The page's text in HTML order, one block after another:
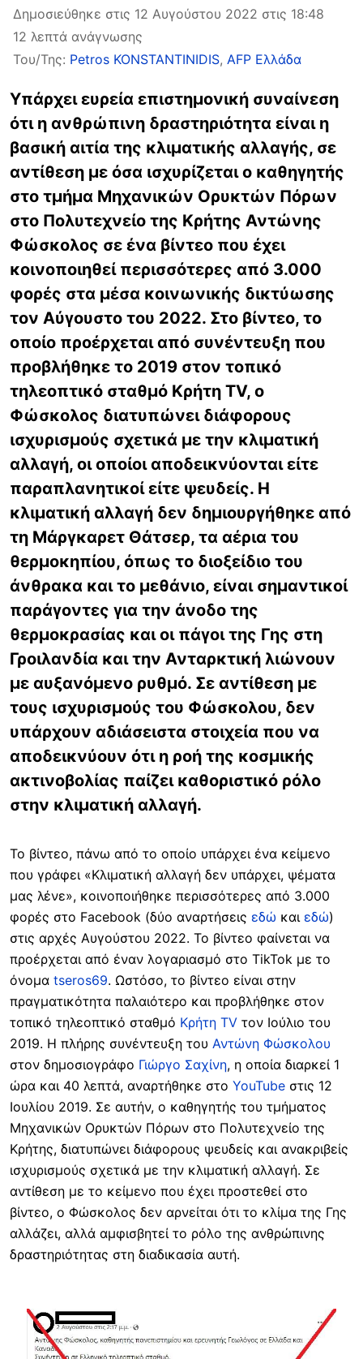
Δημοσιεύθηκε στις 12 Αυγούστου 2022 στις 18:48
12 λεπτά ανάγνωσης
Του/Της: Petros KONSTANTINIDIS, AFP Ελλάδα
Υπάρχει ευρεία επιστημονική συναίνεση
ότι η ανθρώπινη δραστηριότητα είναι η
βασική αιτία της κλιματικής αλλαγής, σε
αντίθεση με όσα ισχυρίζεται ο καθηγητής
στο τμήμα Μηχανικών Ορυκτών Πόρων
στο Πολυτεχνείο της Κρήτης Αντώνης
Φώσκολος σε ένα βίντεο που έχει
κοινοποιηθεί περισσότερες από 3.000
φορές στα μέσα κοινωνικής δικτύωσης
τον Αύγουστο του 2022. Στο βίντεο, το
οποίο προέρχεται από συνέντευξη που
προβλήθηκε το 2019 στον τοπικό
τηλεοπτικό σταθμό Κρήτη TV, ο
Φώσκολος διατυπώνει διάφορους
ισχυρισμούς σχετικά με την κλιματική
αλλαγή, οι οποίοι αποδεικνύονται είτε
παραπλανητικοί είτε ψευδείς. Η
κλιματική αλλαγή δεν δημιουργήθηκε από
τη Μάργκαρετ Θάτσερ, τα αέρια του
θερμοκηπίου, όπως το διοξείδιο του
άνθρακα και το μεθάνιο, είναι σημαντικοί
παράγοντες για την άνοδο της
θερμοκρασίας και οι πάγοι της Γης στη
Γροιλανδία και την Ανταρκτική λιώνουν
με αυξανόμενο ρυθμό. Σε αντίθεση με
τους ισχυρισμούς του Φώσκολου, δεν
υπάρχουν αδιάσειστα στοιχεία που να
αποδεικνύουν ότι η ροή της κοσμικής
ακτινοβολίας παίζει καθοριστικό ρόλο
στην κλιματική αλλαγή.
Το βίντεο, πάνω από το οποίο υπάρχει ένα κείμενο
που γράφει «Κλιματική αλλαγή δεν υπάρχει, ψέματα
μας λένε», κοινοποιήθηκε περισσότερες από 3.000
φορές στο Facebook (δύο αναρτήσεις εδώ και εδώ)
στις αρχές Αυγούστου 2022. Το βίντεο φαίνεται να
προέρχεται από έναν λογαριασμό στο TikTok με το
όνομα tseros69. Ωστόσο, το βίντεο είναι στην
πραγματικότητα παλαιότερο και προβλήθηκε στον
τοπικό τηλεοπτικό σταθμό Κρήτη TV τον Ιούλιο του
2019. Η πλήρης συνέντευξη του Αντώνη Φώσκολου
στον δημοσιογράφο Γιώργο Σαχίνη, η οποία διαρκεί 1
ώρα και 40 λεπτά, αναρτήθηκε στο YouTube στις 12
Ιουλίου 2019. Σε αυτήν, ο καθηγητής του τμήματος
Μηχανικών Ορυκτών Πόρων στο Πολυτεχνείο της
Κρήτης, διατυπώνει διάφορους ψευδείς και ανακριβείς
ισχυρισμούς σχετικά με την κλιματική αλλαγή. Σε
αντίθεση με το κείμενο που έχει προστεθεί στο
βίντεο, ο Φώσκολος δεν αρνείται ότι το κλίμα της Γης
αλλάζει, αλλά αμφισβητεί το ρόλο της ανθρώπινης
δραστηριότητας στη διαδικασία αυτή.
Image